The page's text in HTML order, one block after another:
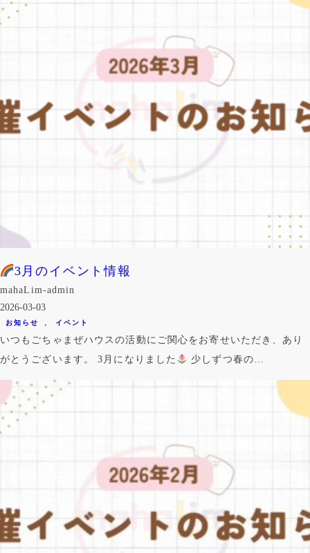
3月のイベント情報
mahaLim-admin
2026-03-03
お知らせ , イベント
いつもごちゃまぜハウスの活動にご関心をお寄せいただき、あり
がとうございます。 3月になりました
少しずつ春の…